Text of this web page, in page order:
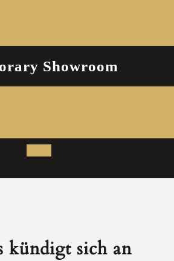
Showroom
Open
Button
kündigt sich an